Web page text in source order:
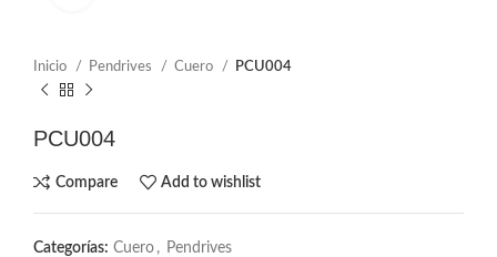
Inicio Pendrives Cuero PCU004
PCU004
Compare Add to wishlist
Categorías: Cuero , Pendrives